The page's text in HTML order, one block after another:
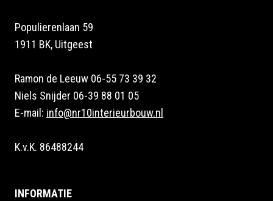
Populierenlaan 59
1911 BK, Uitgeest
Ramon de Leeuw 06-55 73 39 32
Niels Snijder 06-39 88 01 05
E-mail: info@nr10interieurbouw.nl
K.v.K. 86488244
INFORMATIE